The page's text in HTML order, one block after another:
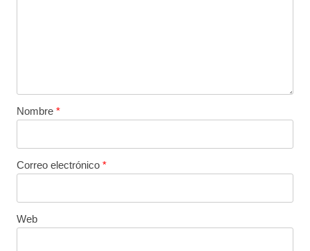
Nombre *
Correo electrónico *
Web